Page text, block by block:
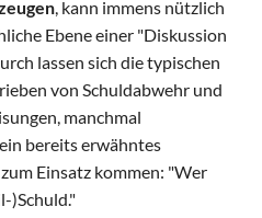
, kann immens nützlich
Ebene einer "Diskussion
lassen sich die typischen
von Schuldabwehr und
manchmal
bereits erwähntes
Einsatz kommen: "Wer
)Schuld."